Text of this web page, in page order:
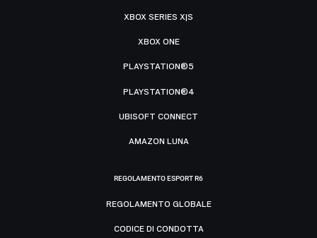
XBOX SERIES X|S
XBOX ONE
PLAYSTATION®5
PLAYSTATION®4
UBISOFT CONNECT
AMAZON LUNA
REGOLAMENTO ESPORT R6
REGOLAMENTO GLOBALE
CODICE DI CONDOTTA